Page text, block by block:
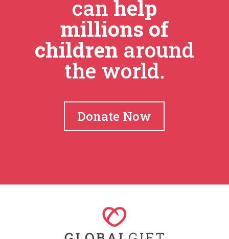
can help
millions of
children around
the world.
Donate Now